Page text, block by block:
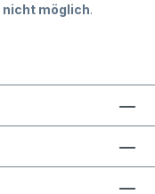
nicht möglich.